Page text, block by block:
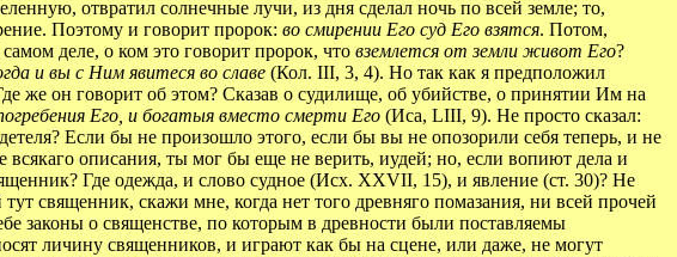
отвратил солнечные лучи, из дня сделал ночь по всей земле; то,
Поэтому и говорит пророк: во смирении Его суд Его взятся. Потом,
деле, о ком это говорит пророк, что вземлется от земли живот Его?
и вы с Ним явитеся во славе (Кол. III, 3, 4). Но так как я предположил
же он говорит об этом? Сказав о судилище, об убийстве, о принятии Им на
Его, и богатыя вместо смерти Его (Иса, LIII, 9). Не просто сказал:
Если бы не произошло этого, если бы вы не опозорили себя теперь, и не
описания, ты мог бы еще не верить, иудей; но, если вопиют дела и
Где одежда, и слово судное (Исх. XXVII, 15), и явление (ст. 30)? Не
священник, скажи мне, когда нет того древняго помазания, ни всей прочей
законы о священстве, по которым в древности были поставляемы
личину священников, и играют как бы на сцене, или даже, не могут